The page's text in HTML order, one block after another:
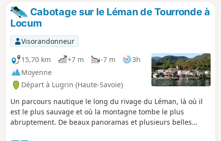
Cabotage sur le Léman de Tourronde à
Locum
Visorandonneur
15,70 km
+7 m -7 m
3h
Moyenne
Départ à Lugrin (Haute-Savoie)
Un parcours nautique le long du rivage du Léman, là où il
est le plus sauvage et où la montagne tombe le plus
abruptement. De beaux panoramas et plusieurs belles